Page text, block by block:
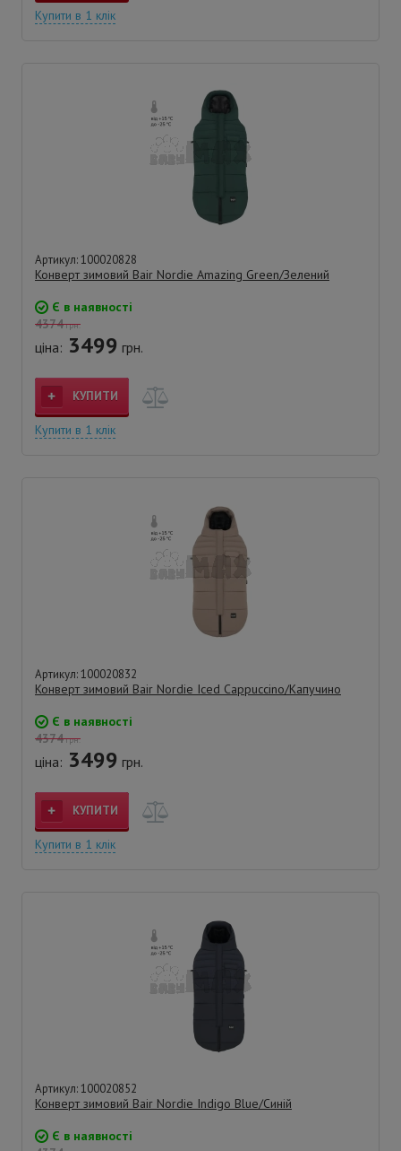
Купити в 1 клік
Артикул: 100020828
Конверт зимовий Bair Nordie Amazing Green/Зелений
Є в наявності
4374грн.
ціна: 3499 грн.
КУПИТИ
Купити в 1 клік
Артикул: 100020832
Конверт зимовий Bair Nordie Iced Cappuccino/Капучино
Є в наявності
4374грн.
ціна: 3499 грн.
КУПИТИ
Купити в 1 клік
Артикул: 100020852
Конверт зимовий Bair Nordie Indigo Blue/Синій
Є в наявності